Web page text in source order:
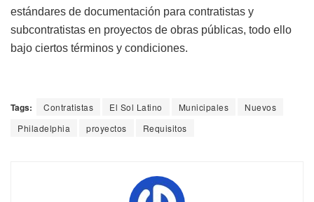
estándares de documentación para contratistas y
subcontratistas en proyectos de obras públicas, todo ello
bajo ciertos términos y condiciones.
Tags: Contratistas El Sol Latino Municipales
Nuevos
Philadelphia
proyectos Requisitos